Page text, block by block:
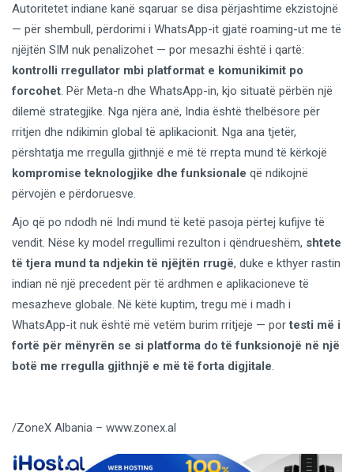
Autoritetet indiane kanë sqaruar se disa përjashtime ekzistojnë
— për shembull, përdorimi i WhatsApp-it gjatë roaming-ut me të
njëjtën SIM nuk penalizohet — por mesazhi është i qartë:
kontrolli rregullator mbi platformat e komunikimit po
forcohet. Për Meta-n dhe WhatsApp-in, kjo situatë përbën një
dilemë strategjike. Nga njëra anë, India është thelbësore për
rritjen dhe ndikimin global të aplikacionit. Nga ana tjetër,
përshtatja me rregulla gjithnjë e më të rrepta mund të kërkojë
kompromise teknologjike dhe funksionale që ndikojnë
përvojën e përdoruesve.
Ajo që po ndodh në Indi mund të ketë pasoja përtej kufijve të
vendit. Nëse ky model rregullimi rezulton i qëndrueshëm, shtete
të tjera mund ta ndjekin të njëjtën rrugë, duke e kthyer rastin
indian në një precedent për të ardhmen e aplikacioneve të
mesazheve globale. Në këtë kuptim, tregu më i madh i
WhatsApp-it nuk është më vetëm burim rritjeje — portesti më i
fortë për mënyrën se si platforma do të funksionojë në një
botë me rregulla gjithnjë e më të forta digjitale.
/ZoneX Albania – www.zonex.al